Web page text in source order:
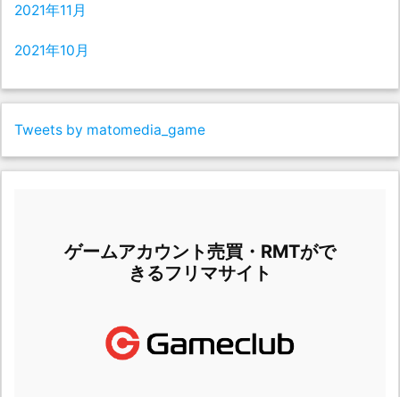
2021年11月
2021年10月
Tweets by matomedia_game
ゲームアカウント売買・RMTがで
きるフリマサイト